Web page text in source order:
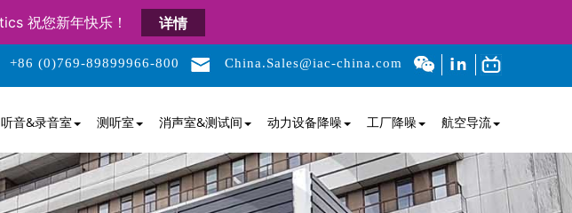
祝您新年快乐！ 详情
+86 (0)769-89899966-800 China.Sales@iac-china.com
听音&录音室 测听室 消声室&测试间 动力设备降噪 工厂降噪 航空导流